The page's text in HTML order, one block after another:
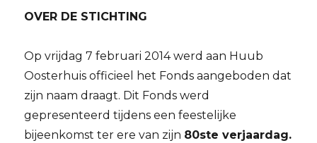
OVER DE STICHTING
Op vrijdag 7 februari 2014 werd aan Huub
Oosterhuis officieel het Fonds aangeboden dat
zijn naam draagt. Dit Fonds werd
gepresenteerd tijdens een feestelijke
bijeenkomst ter ere van zijn 80ste verjaardag.